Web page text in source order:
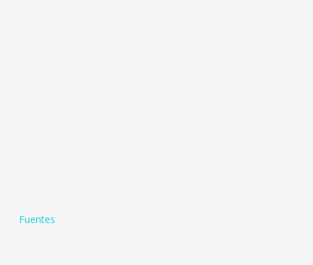
Fuentes